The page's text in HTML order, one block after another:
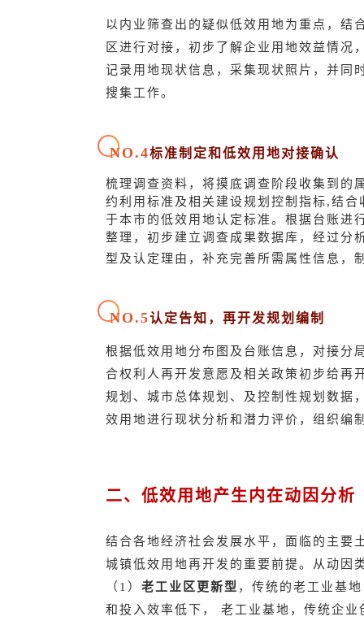
以内业筛查出的疑似低效用地为重点，结
区进行对接，初步了解企业用地效益情况
记录用地现状信息，采集现状照片，并同
搜集工作。
NO.4标准制定和低效用地对接确认
梳理调查资料，将摸底调查阶段收集到的
约利用标准及相关建设规划控制指标,结
于本市的低效用地认定标准。根据台账进
整理，初步建立调查成果数据库，经过分
型及认定理由，补充完善所需属性信息，
NO.5认定告知，再开发规划编制
根据低效用地分布图及台账信息，对接分
合权利人再开发意愿及相关政策初步给再
规划、城市总体规划、及控制性规划数据
效用地进行现状分析和潜力评价，组织编
二、低效用地产生内在动因分析
结合各地经济社会发展水平，面临的主要
城镇低效用地再开发的重要前提。从动因
（1） 老工业区更新型 ，传统的老工业基
和投入效率低下， 老工业基地，传统企